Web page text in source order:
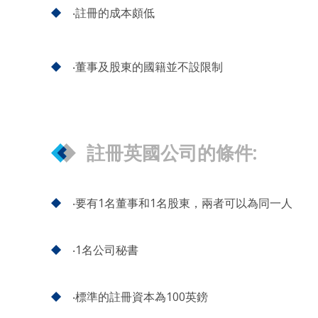
‧註冊的成本頗低
‧董事及股東的國籍並不設限制
註冊英國公司的條件:
‧要有1名董事和1名股東，兩者可以為同一人
‧1名公司秘書
‧標準的註冊資本為100英鎊